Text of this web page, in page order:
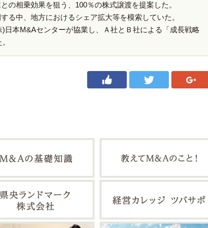
の相乗効果を狙う、100％の株式譲渡を提案した。
る中、地方におけるシェア拡大等を模索していた。
日本M&Aセンターが協業し、Ａ社とＢ社による「成長戦略